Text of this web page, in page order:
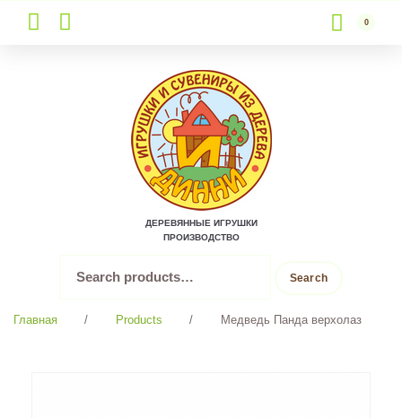
to
content
0
ДЕРЕВЯННЫЕ ИГРУШКИ
ПРОИЗВОДСТВО
for:
Search
Главная / Products / Медведь Панда верхолаз